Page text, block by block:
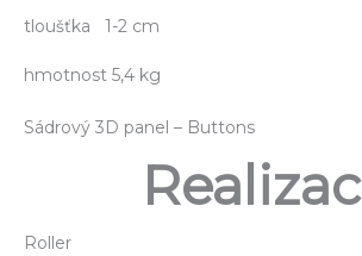
tloušťka 1-2 cm
hmotnost 5,4 kg
Sádrový 3D panel – Buttons
Roller